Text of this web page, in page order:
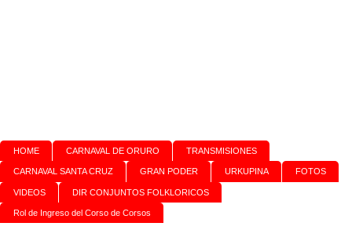
HOME CARNAVAL DE ORURO TRANSMISIONES
CARNAVAL SANTA CRUZ GRAN PODER URKUPINA FOTOS
VIDEOS DIR CONJUNTOS FOLKLORICOS
Rol de Ingreso del Corso de Corsos